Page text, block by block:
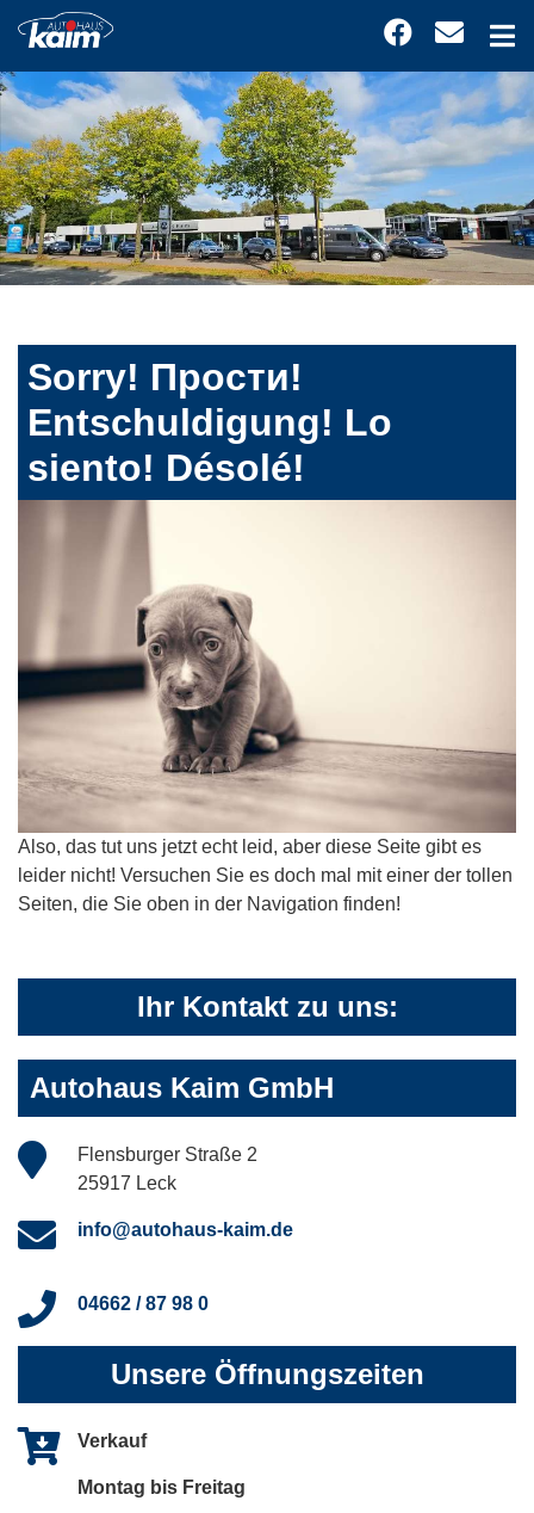
Sorry! Прости!
Entschuldigung! Lo
siento! Désolé!
Also, das tut uns jetzt echt leid, aber diese Seite gibt es
leider nicht! Versuchen Sie es doch mal mit einer der tollen
Seiten, die Sie oben in der Navigation finden!
Ihr Kontakt zu uns:
Autohaus Kaim GmbH
Flensburger Straße 2
25917 Leck
info@autohaus-kaim.de
04662 / 87 98 0
Unsere Öffnungszeiten
Verkauf
Montag bis Freitag